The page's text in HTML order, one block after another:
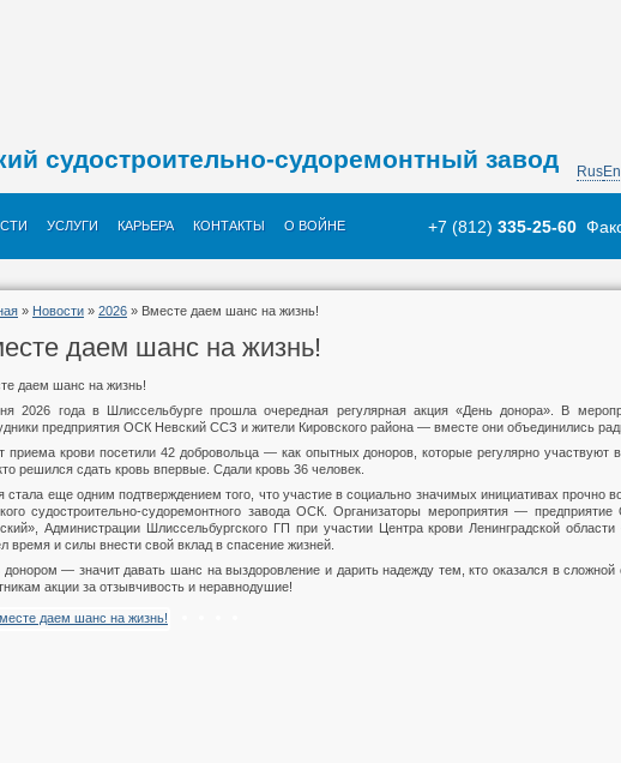
судостроительно-судоремонтный завод Rus
УСЛУГИ КАРЬЕРА КОНТАКТЫ О ВОЙНЕ +7 (812) 335-25-60
» Новости » 2026 » Вместе даем шанс на жизнь!
даем шанс на жизнь!
даем шанс на жизнь!
2026 года в Шлиссельбурге прошла очередная регулярная акция «День донора». В
предприятия ОСК Невский ССЗ и жители Кировского района — вместе они объединились
приема крови посетили 42 добровольца — как опытных доноров, которые регулярно участвуют
решился сдать кровь впервые. Сдали кровь 36 человек.
стала еще одним подтверждением того, что участие в социально значимых инициативах прочно
судостроительно‑судоремонтного завода ОСК. Организаторы мероприятия —
Администрации Шлиссельбургского ГП при участии Центра крови Ленинградской
время и силы внести свой вклад в спасение жизней.
донором — значит давать шанс на выздоровление и дарить надежду тем, кто оказался в сложной
акции за отзывчивость и неравнодушие!